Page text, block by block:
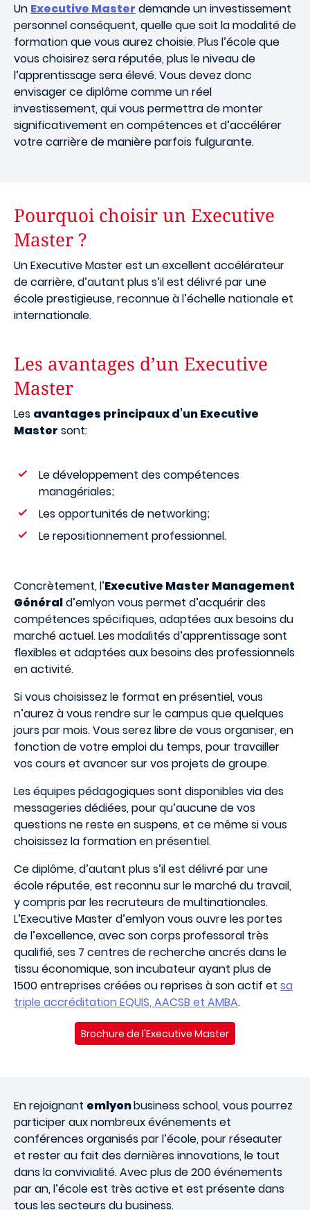
Un Executive Master demande un investissement
personnel conséquent, quelle que soit la modalité de
formation que vous aurez choisie. Plus l’école que
vous choisirez sera réputée, plus le niveau de
l’apprentissage sera élevé. Vous devez donc
envisager ce diplôme comme un réel
investissement, qui vous permettra de monter
significativement en compétences et d’accélérer
votre carrière de manière parfois fulgurante.
Pourquoi choisir un Executive
Master ?
Un Executive Master est un excellent accélérateur
de carrière, d’autant plus s’il est délivré par une
école prestigieuse, reconnue à l’échelle nationale et
internationale.
Les avantages d’un Executive
Master
Les avantages principaux d’un Executive
Master sont:
Le développement des compétences
managériales;
Les opportunités de networking;
Le repositionnement professionnel.
Concrètement, l’Executive Master Management
Générald’emlyon vous permet d’acquérir des
compétences spécifiques, adaptées aux besoins du
marché actuel. Les modalités d’apprentissage sont
flexibles et adaptées aux besoins des professionnels
en activité.
Si vous choisissez le format en présentiel, vous
n’aurez à vous rendre sur le campus que quelques
jours par mois. Vous serez libre de vous organiser, en
fonction de votre emploi du temps, pour travailler
vos cours et avancer sur vos projets de groupe.
Les équipes pédagogiques sont disponibles via des
messageries dédiées, pour qu’aucune de vos
questions ne reste en suspens, et ce même si vous
choisissez la formation en présentiel.
Ce diplôme, d’autant plus s’il est délivré par une
école réputée, est reconnu sur le marché du travail,
y compris par les recruteurs de multinationales.
L’Executive Master d’emlyon vous ouvre les portes
de l’excellence, avec son corps professoral très
qualifié, ses 7 centres de recherche ancrés dans le
tissu économique, son incubateur ayant plus de
1500 entreprises créées ou reprises à son actif et sa
triple accréditation EQUIS, AACSB et AMBA.
Brochure de l'Executive Master
En rejoignant emlyonbusiness school, vous pourrez
participer aux nombreux événements et
conférences organisés par l’école, pour réseauter
et rester au fait des dernières innovations, le tout
dans la convivialité. Avec plus de 200 événements
par an, l’école est très active et est présente dans
tous les secteurs du business.